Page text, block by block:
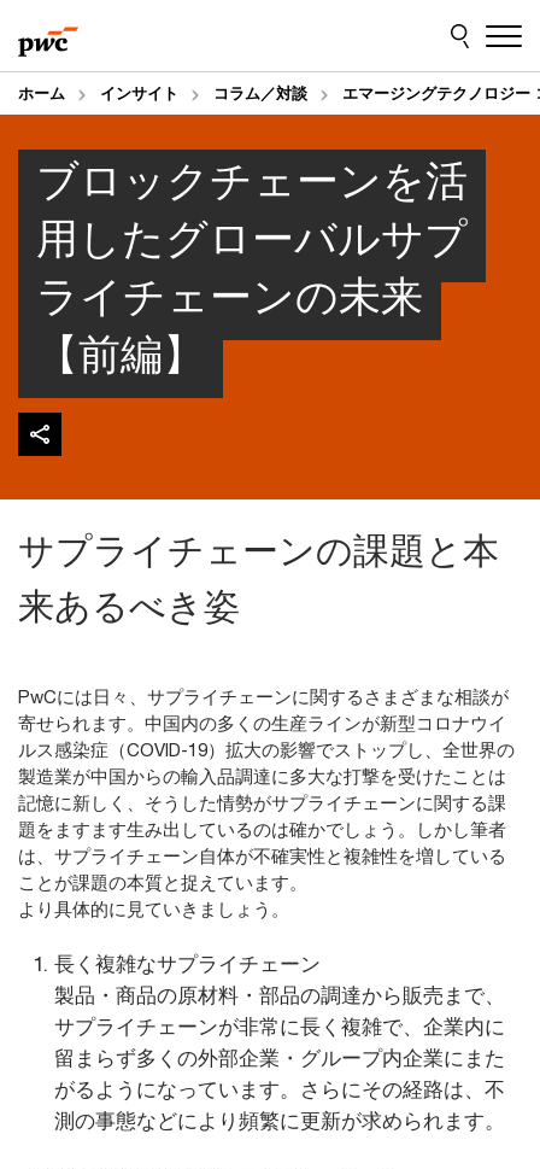
to
content
to
footer
ホーム インサイト コラム／対談 エマージングテクノロジー
ブロックチェーンを活
用したグローバルサプ
ライチェーンの未来
【前編】
サプライチェーンの課題と本
来あるべき姿
PwCには日々、サプライチェーンに関するさまざまな相談が
寄せられます。中国内の多くの生産ラインが新型コロナウイ
ルス感染症（COVID-19）拡大の影響でストップし、全世界の
製造業が中国からの輸入品調達に多大な打撃を受けたことは
記憶に新しく、そうした情勢がサプライチェーンに関する課
題をますます生み出しているのは確かでしょう。しかし筆者
は、サプライチェーン自体が不確実性と複雑性を増している
ことが課題の本質と捉えています。
より具体的に見ていきましょう。
長く複雑なサプライチェーン
製品・商品の原材料・部品の調達から販売まで、
サプライチェーンが非常に長く複雑で、企業内に
留まらず多くの外部企業・グループ内企業にまた
がるようになっています。さらにその経路は、不
測の事態などにより頻繁に更新が求められます。